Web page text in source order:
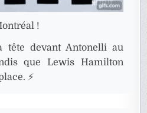
!
tête devant Antonelli au
que Lewis Hamilton
⚡